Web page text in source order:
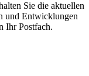
Sie die aktuellen
und Entwicklungen
Ihr Postfach.